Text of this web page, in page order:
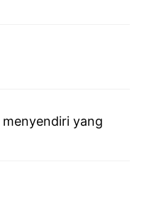
yang